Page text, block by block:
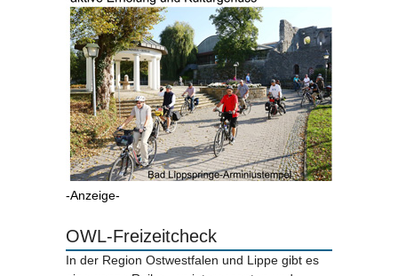
-Anzeige-
OWL-Freizeitcheck
In der Region Ostwestfalen und Lippe gibt es